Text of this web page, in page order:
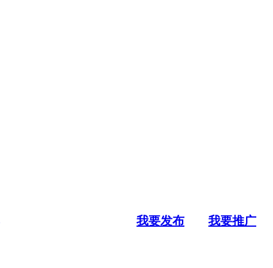
我要发布 我要推广